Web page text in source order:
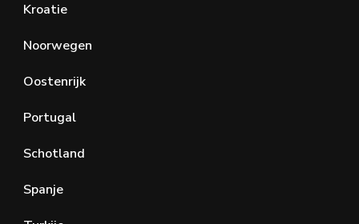
Kroatie
Noorwegen
Oostenrijk
Portugal
Schotland
Spanje